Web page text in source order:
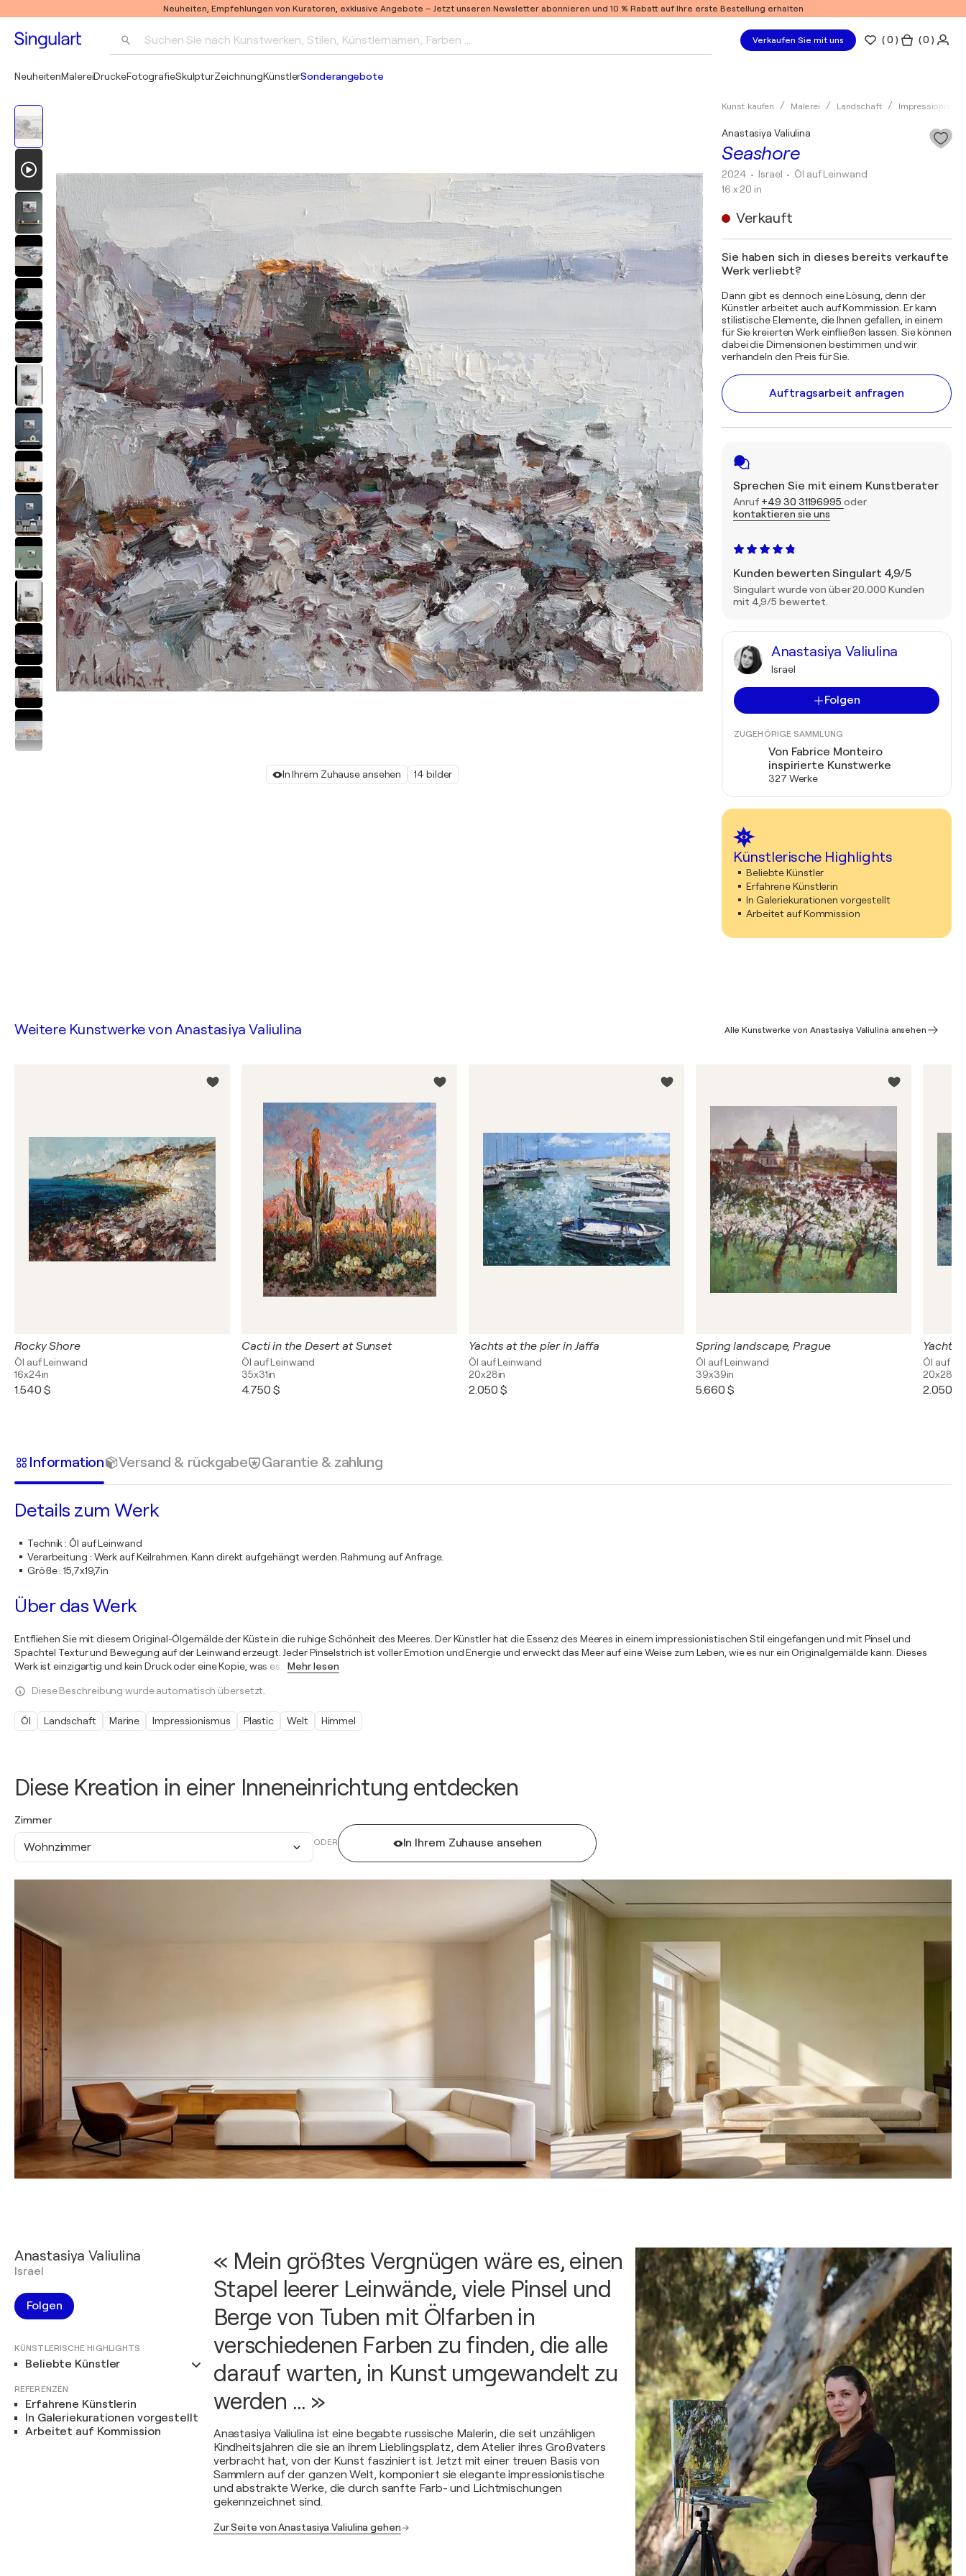
Neuheiten, Empfehlungen von Kuratoren, exklusive Angebote – Jetzt unseren Newsletter abonnieren und 10 % Rabatt auf Ihre erste Bestellung erhalten
Suchen Sie nach Kunstwerken, Stilen, Künstlernamen, Farben … Verkaufen Sie mit uns (0 ) ( 0 )
NeuheitenMalereiDruckeFotografieSkulpturZeichnungKünstlerSonderangebote
In Ihrem Zuhause ansehen 14 bilder
Kunst kaufen Malerei Landschaft
Seashore
Anastasiya Valiulina
2024 • Israel • Öl auf Leinwand
16 x 20 in
Verkauft
Sie haben sich in dieses bereits verkaufte
Werk verliebt?
Dann gibt es dennoch eine Lösung, denn der
Künstler arbeitet auch auf Kommission. Er kann
stilistische Elemente, die Ihnen gefallen, in einem
für Sie kreierten Werk einfließen lassen. Sie können
dabei die Dimensionen bestimmen und wir
verhandeln den Preis für Sie.
Auftragsarbeit anfragen
Sprechen Sie mit einem Kunstberater
Anruf +49 30 31196995 oder
kontaktieren sie uns
Kunden bewerten Singulart 4,9/5
Singulart wurde von über 20.000 Kunden
mit 4,9/5 bewertet.
Anastasiya Valiulina
Israel
Folgen
ZUGEHÖRIGE SAMMLUNG
Von Fabrice Monteiro
inspirierte Kunstwerke
327 Werke
Künstlerische Highlights
Beliebte Künstler
Erfahrene Künstlerin
In Galeriekurationen vorgestellt
Arbeitet auf Kommission
Diese Kreation in einer Inneneinrichtung entdecken
Zimmer
Wohnzimmer ODER In Ihrem Zuhause ansehen
Weitere Kunstwerke von Anastasiya Valiulina Alle Kunstwerke von Anastasiya Valiulina ansehen
Rocky Shore
Öl auf Leinwand
16x24in
1.540 $
Cacti in the Desert at Sunset
Öl auf Leinwand
35x31in
4.750 $
Yachts at the pier in Jaffa
Öl auf Leinwand
20x28in
2.050 $
Spring landscape, Prague
Öl auf Leinwand
39x39in
5.660 $
Yachts
Öl auf
20x28in
2.050 $
Information Versand & rückgabe Garantie & zahlung
Details zum Werk
Technik:Öl auf Leinwand
Verarbeitung : Werk auf Keilrahmen. Kann direkt aufgehängt werden. Rahmung auf Anfrage.
Größe:15,7x19,7in
Über das Werk
Entfliehen Sie mit diesem Original-Ölgemälde der Küste in die ruhige Schönheit des Meeres. Der Künstler hat die Essenz des Meeres in einem impressionistischen Stil eingefangen und mit Pinsel und
Spachtel Textur und Bewegung auf der Leinwand erzeugt. Jeder Pinselstrich ist voller Emotion und Energie und erweckt das Meer auf eine Weise zum Leben, wie es nur ein Originalgemälde kann. Dieses
Werk ist einzigartig und kein Druck oder eine Kopie, was es
Mehr lesen
Diese Beschreibung wurde automatisch übersetzt.
Öl Landschaft Marine Impressionismus Plastic Welt Himmel
Anastasiya Valiulina
Israel
Folgen
KÜNSTLERISCHE HIGHLIGHTS
Beliebte Künstler
REFERENZEN
Erfahrene Künstlerin
In Galeriekurationen vorgestellt
Arbeitet auf Kommission
« Mein größtes Vergnügen wäre es, einen
Stapel leerer Leinwände, viele Pinsel und
Berge von Tuben mit Ölfarben in
verschiedenen Farben zu finden, die alle
darauf warten, in Kunst umgewandelt zu
werden ... »
Anastasiya Valiulina ist eine begabte russische Malerin, die seit unzähligen
Kindheitsjahren die sie an ihrem Lieblingsplatz, dem Atelier ihres Großvaters
verbracht hat, von der Kunst fasziniert ist. Jetzt mit einer treuen Basis von
Sammlern auf der ganzen Welt, komponiert sie elegante impressionistische
und abstrakte Werke, die durch sanfte Farb- und Lichtmischungen
gekennzeichnet sind.
Zur Seite von Anastasiya Valiulina gehen